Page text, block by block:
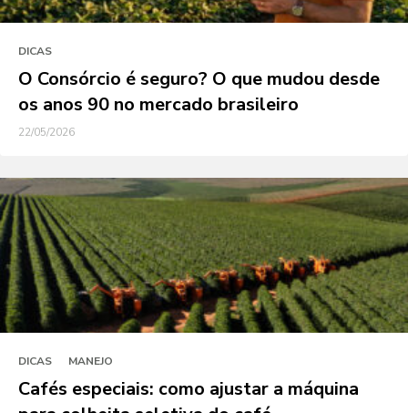
DICAS
O Consórcio é seguro? O que mudou desde
os anos 90 no mercado brasileiro
22/05/2026
DICAS MANEJO
Cafés especiais: como ajustar a máquina